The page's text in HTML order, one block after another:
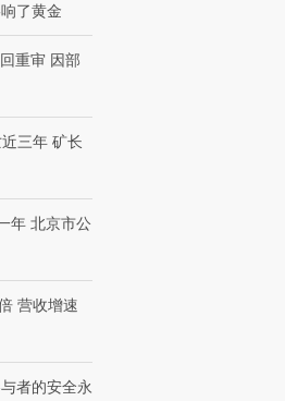
了黄金
重审 因部
三年 矿长
年 北京市公
营收增速
者的安全永